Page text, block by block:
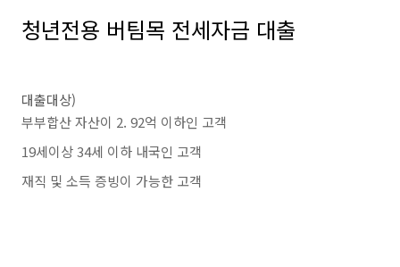
청년전용 버팀목 전세자금 대출
대출대상)
부부합산 자산이 2. 92억 이하인 고객
19세이상 34세 이하 내국인 고객
재직 및 소득 증빙이 가능한 고객